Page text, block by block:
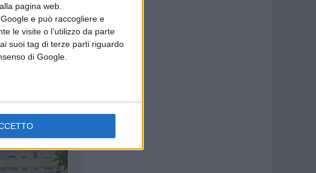
pagina web.
e può raccogliere e
le visite o l’utilizzo da parte
suoi tag di terze parti riguardo
di Google.